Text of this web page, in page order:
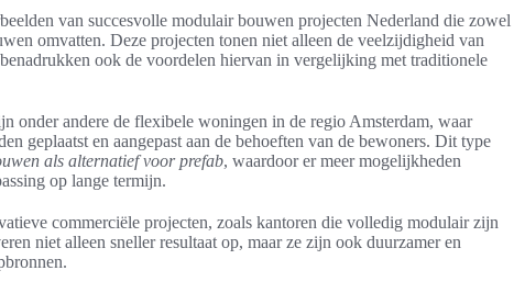
van succesvolle modulair bouwen projecten Nederland die zowel
omvatten. Deze projecten tonen niet alleen de veelzijdigheid van
ook de voordelen hiervan in vergelijking met traditionele
onder andere de flexibele woningen in de regio Amsterdam, waar
geplaatst en aangepast aan de behoeften van de bewoners. Dit type
als alternatief voor prefab, waardoor er meer mogelijkheden
op lange termijn.
commerciële projecten, zoals kantoren die volledig modulair zijn
niet alleen sneller resultaat op, maar ze zijn ook duurzamer en